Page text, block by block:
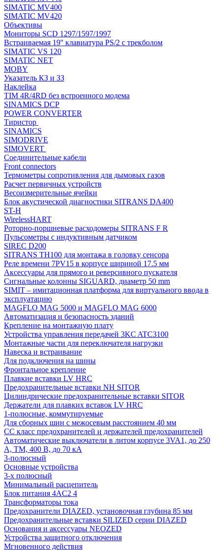
SIMATIC MV400
SIMATIC MV420
Объективы
Мониторы SCD 1297/1597/1997
Встраиваемая 19'' клавиатура PS/2 с трекболом
SIMATIC VS 120
SIMATIC NET
MOBY
Указатель КЗ и ЗЗ
Наклейка
TIM 4R/4RD без встроенного модема
SINAMICS DCP
POWER CONVERTER
Тиристор
SINAMICS
SIMODRIVE
SIMOVERT
Соединительные кабели
Front connectors
Термометры сопротивления для дымовых газов
Расчет первичных устройств
Весоизмерительные ячейки
Блок акустической диагностики SITRANS DA400
ST-H
WirelessHART
Роторно-поршневые расходомеры SITRANS F R
Пульсометры с индуктивным датчиком
SIREC D200
SITRANS TH100 для монтажа в головку сенсора
Реле времени 7PV15 в корпусе шириной 17.5 мм
Аксессуары для прямого и реверсивного пускателя
Сигнальные колонны SIGUARD, диаметр 50 mm
SIMIT – имитационная платформа для виртуального ввода в
эксплуатацию
MAGFLO MAG 5000 и MAGFLO MAG 6000
Автоматизация и безопасность зданий
Крепление на монтажную плату
Устройства управления передачей 3KC ATC3100
Монтажные части для переключателя нагрузки
Навеска и встраивание
Для подключения на шины
Фронтальное крепление
Плавкие вставки LV HRC
Предохранительные вставки NH SITOR
Цилиндрические предохранительные вставки SITOR
Держатели для плавких вставок LV HRC
1-полюсные, коммутируемые
Для сборных шин с межосевым расстоянием 40 мм
СС класс предохранителей и держателей предохранителей
Автоматические выключатели в литом корпусе 3VA1, до 250
А, TM, 400 В, до 70 кА
3-полюсный
Основные устройства
3-х полюсный
Минимальный расцепитель
Блок питания 4AC2 4
Трансформаторы тока
Предохранители DIAZED, установочная глубина 85 мм
Предохранительные вставки SILIZED серии DIAZED
Основания и аксессуары NEOZED
Устройства защитного отключения
Мгновенного действия